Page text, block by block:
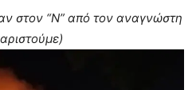
στον “Ν” από τον αναγνώστη